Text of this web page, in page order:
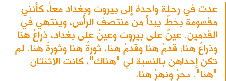
عدت في رحلة واحدة إلى بيروت وبغداد معاً، كأنني
مقسومة بخطّ يبدأ من منتصف الرأس، وينتهي في
القدمين. عينٌ على بيروت وعينٌ على بغداد، ذراعٌ هنا
وذراعٌ هنا، قدمٌ هنا وقدمٌ هنا، ثورةٌ هنا وثورةٌ هنا. لم
تكن إحداهن بالنسبة لي "هناك"، كانت الاثنتان
"هنا". بحرٌ ونهرٌ هنا.